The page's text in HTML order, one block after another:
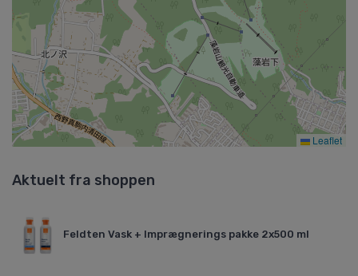
Leaflet
Aktuelt fra shoppen
Feldten Vask + Imprægnerings pakke 2x500 ml